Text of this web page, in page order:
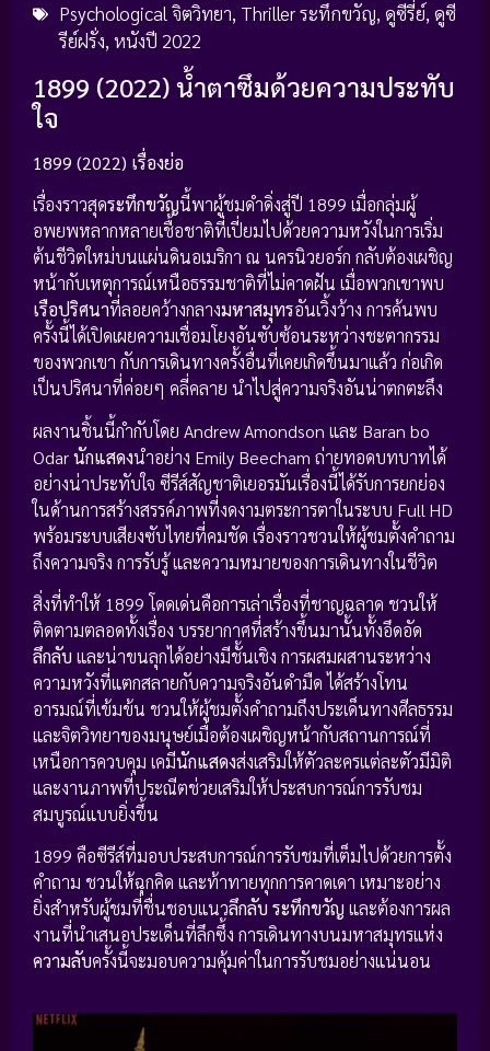
Psychological จิตวิทยา, Thriller ระทึกขวัญ, ดูซีรี่ย์, ดูซี
รีย์ฝรั่ง, หนังปี 2022
1899 (2022) น้ำตาซึมด้วยความประทับ
ใจ
1899 (2022) เรื่องย่อ
เรื่องราวสุดระทึกขวัญนี้พาผู้ชมดำดิ่งสู่ปี 1899 เมื่อกลุ่มผู้
อพยพหลากหลายเชื้อชาติที่เปี่ยมไปด้วยความหวังในการเริ่ม
ต้นชีวิตใหม่บนแผ่นดินอเมริกา ณ นครนิวยอร์ก กลับต้องเผชิญ
หน้ากับเหตุการณ์เหนือธรรมชาติที่ไม่คาดฝัน เมื่อพวกเขาพบ
เรือปริศนาที่ลอยคว้างกลางมหาสมุทรอันเวิ้งว้าง การค้นพบ
ครั้งนี้ได้เปิดเผยความเชื่อมโยงอันซับซ้อนระหว่างชะตากรรม
ของพวกเขา กับการเดินทางครั้งอื่นที่เคยเกิดขึ้นมาแล้ว ก่อเกิด
เป็นปริศนาที่ค่อยๆ คลี่คลาย นำไปสู่ความจริงอันน่าตกตะลึง
ผลงานชิ้นนี้กำกับโดย Andrew Amondson และ Baran bo
Odarนักแสดงนำอย่าง Emily Beecham ถ่ายทอดบทบาทได้
อย่างน่าประทับใจ ซีรีส์สัญชาติเยอรมันเรื่องนี้ได้รับการยกย่อง
ในด้านการสร้างสรรค์ภาพที่งดงามตระการตาในระบบ Full HD
พร้อมระบบเสียงซับไทยที่คมชัด เรื่องราวชวนให้ผู้ชมตั้งคำถาม
ถึงความจริง การรับรู้ และความหมายของการเดินทางในชีวิต
สิ่งที่ทำให้ 1899 โดดเด่นคือการเล่าเรื่องที่ชาญฉลาด ชวนให้
ติดตามตลอดทั้งเรื่อง บรรยากาศที่สร้างขึ้นมานั้นทั้งอึดอัด
ลึกลับ และน่าขนลุกได้อย่างมีชั้นเชิง การผสมผสานระหว่าง
ความหวังที่แตกสลายกับความจริงอันดำมืด ได้สร้างโทน
อารมณ์ที่เข้มข้น ชวนให้ผู้ชมตั้งคำถามถึงประเด็นทางศีลธรรม
และจิตวิทยาของมนุษย์เมื่อต้องเผชิญหน้ากับสถานการณ์ที่
เหนือการควบคุม เคมีนักแสดงส่งเสริมให้ตัวละครแต่ละตัวมีมิติ
และงานภาพที่ประณีตช่วยเสริมให้ประสบการณ์การรับชม
สมบูรณ์แบบยิ่งขึ้น
1899 คือซีรีส์ที่มอบประสบการณ์การรับชมที่เต็มไปด้วยการตั้ง
คำถาม ชวนให้ฉุกคิด และท้าทายทุกการคาดเดา เหมาะอย่าง
ยิ่งสำหรับผู้ชมที่ชื่นชอบแนวลึกลับ ระทึกขวัญ และต้องการผล
งานที่นำเสนอประเด็นที่ลึกซึ้ง การเดินทางบนมหาสมุทรแห่ง
ความลับครั้งนี้จะมอบความคุ้มค่าในการรับชมอย่างแน่นอน